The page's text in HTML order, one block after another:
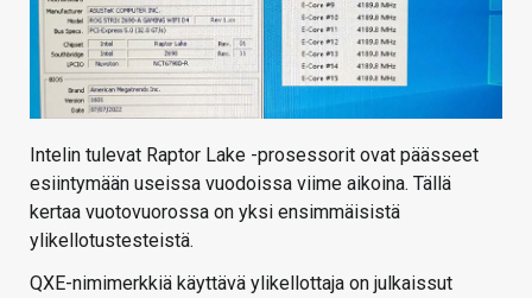
Intelin tulevat Raptor Lake -prosessorit ovat päässeet
esiintymään useissa vuodoissa viime aikoina. Tällä
kertaa vuotovuorossa on yksi ensimmäisistä
ylikellotustesteistä.
QXE-nimimerkkiä käyttävä ylikellottaja on julkaissut